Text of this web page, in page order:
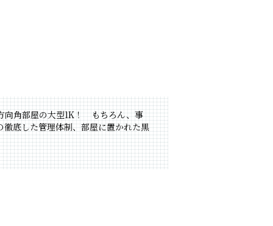
向角部屋の大型1K！ もちろん、事
底した管理体制、部屋に置かれた黒